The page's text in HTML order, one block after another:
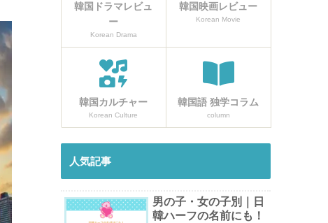
韓国ドラマレビュ
ー
Korean Drama
韓国映画レビュー
Korean Movie
韓国カルチャー
Korean Culture
韓国語 独学コラム
column
人気記事
男の子・女の子別｜日
韓ハーフの名前にも！